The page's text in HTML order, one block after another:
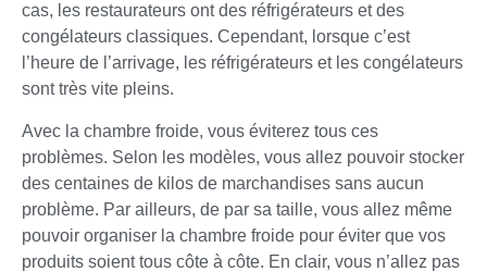
cas, les restaurateurs ont des réfrigérateurs et des
congélateurs classiques. Cependant, lorsque c’est
l’heure de l’arrivage, les réfrigérateurs et les congélateurs
sont très vite pleins.
Avec la chambre froide, vous éviterez tous ces
problèmes. Selon les modèles, vous allez pouvoir stocker
des centaines de kilos de marchandises sans aucun
problème. Par ailleurs, de par sa taille, vous allez même
pouvoir organiser la chambre froide pour éviter que vos
produits soient tous côte à côte. En clair, vous n’allez pas